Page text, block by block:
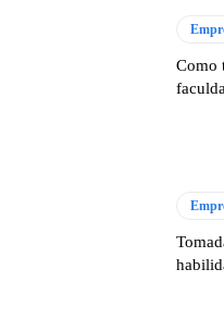
Como